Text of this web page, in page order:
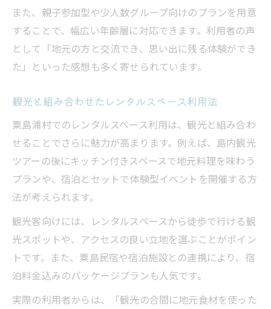
また、親子参加型や少人数グループ向けのプランを用意
することで、幅広い年齢層に対応できます。利用者の声
として「地元の方と交流でき、思い出に残る体験ができ
た」といった感想も多く寄せられています。
観光と組み合わせたレンタルスペース利用法
粟島浦村でのレンタルスペース利用は、観光と組み合わ
せることでさらに魅力が高まります。例えば、島内観光
ツアーの後にキッチン付きスペースで地元料理を味わう
プランや、宿泊とセットで体験型イベントを開催する方
法が考えられます。
観光客向けには、レンタルスペースから徒歩で行ける観
光スポットや、アクセスの良い立地を選ぶことがポイン
トです。また、粟島民宿や宿泊施設との連携により、宿
泊料金込みのパッケージプランも人気です。
実際の利用者からは、「観光の合間に地元食材を使った